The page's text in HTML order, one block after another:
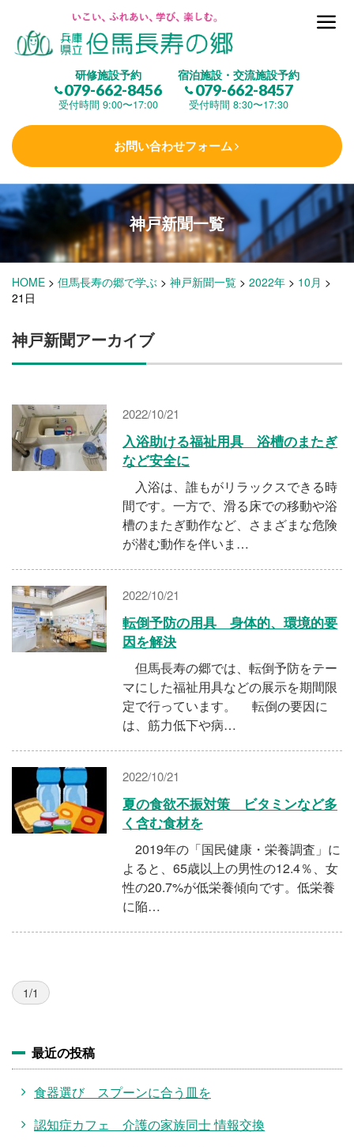
研修施設予約
079-662-8456
受付時間 9:00〜17:00
宿泊施設・交流施設予約
079-662-8457
受付時間 8:30〜17:30
お問い合わせフォーム
但馬長寿の郷とは
(研修施設)
楽しむ
学 ぶ (健康福祉)
泊まる(宿泊)
アクセス
神戸新聞一覧
HOME > 但馬長寿の郷で学ぶ > 神戸新聞一覧 > 2022年 > 10月 >
21日
神戸新聞アーカイブ
2022/10/21
入浴助ける福祉用具 浴槽のまたぎ
など安全に
入浴は、誰もがリラックスできる時
間です。一方で、滑る床での移動や浴
槽のまたぎ動作など、さまざまな危険
が潜む動作を伴いま…
2022/10/21
転倒予防の用具 身体的、環境的要
因を解決
但馬長寿の郷では、転倒予防をテー
マにした福祉用具などの展示を期間限
定で行っています。 転倒の要因に
は、筋力低下や病…
2022/10/21
夏の食欲不振対策 ビタミンなど多
く含む食材を
2019年の「国民健康・栄養調査」に
よると、65歳以上の男性の12.4％、女
性の20.7%が低栄養傾向です。低栄養
に陥…
1/1
最近の投稿
食器選び スプーンに合う皿を
認知症カフェ 介護の家族同士 情報交換